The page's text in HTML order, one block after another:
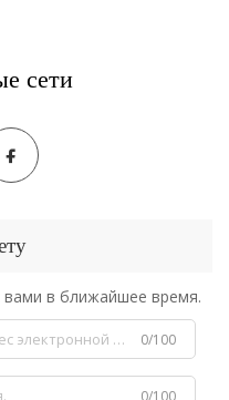
сети
вами в ближайшее время.
0/100
0/100